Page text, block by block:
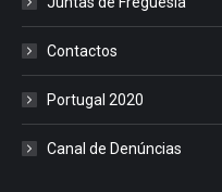
Contactos
Portugal 2020
Canal de Denúncias